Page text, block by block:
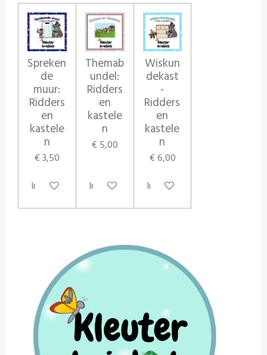
Spreken
de
muur:
Ridders
en
kastele
n
€ 3,50
In winkelwagen
Themab
undel:
Ridders
en
kastele
n
€ 5,00
In winkelwagen
Wiskun
dekast
-
Ridders
en
kastele
n
€ 6,00
In winkelwagen